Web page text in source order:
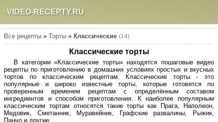
VIDEO-RECEPTY.RU
Все рецепты » Торты » Классические (14)
Классические торты
В категории «Классические торты» находятся пошаговые видео
рецепты по приготовлению в домашних условиях простых и вкусных
тортов по классическим рецептам. Классические торты - это
популярные и широко известные торты, которые готовятся по
проверенным временем рецептам с определённым составом
ингредиентов и способом приготовления. К наиболее популярным
классическим тортам относятся такие торты как Прага, Наполеон,
Медовик, Сметанник, Муравейник, Графские развалины, Рыжик,
Панчо и другие.